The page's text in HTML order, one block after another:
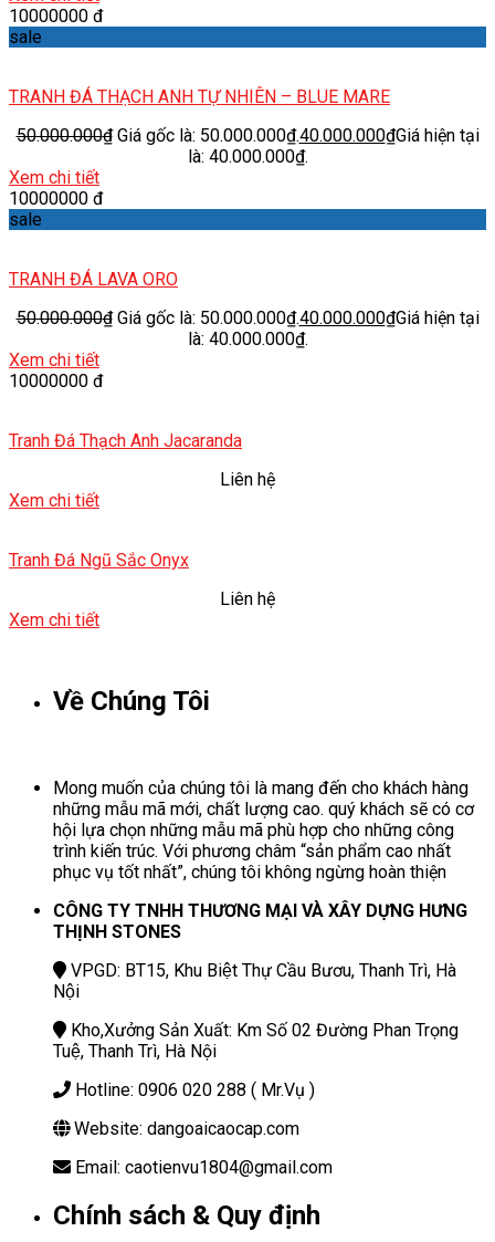
10000000 đ
sale
TRANH ĐÁ THẠCH ANH TỰ NHIÊN – BLUE MARE
50.000.000₫ Giá gốc là: 50.000.000₫.40.000.000₫Giá hiện tại
là: 40.000.000₫.
Xem chi tiết
10000000 đ
sale
TRANH ĐÁ LAVA ORO
50.000.000₫ Giá gốc là: 50.000.000₫.40.000.000₫Giá hiện tại
là: 40.000.000₫.
Xem chi tiết
10000000 đ
Tranh Đá Thạch Anh Jacaranda
Liên hệ
Xem chi tiết
Tranh Đá Ngũ Sắc Onyx
Liên hệ
Xem chi tiết
Về Chúng Tôi
Mong muốn của chúng tôi là mang đến cho khách hàng
những mẫu mã mới, chất lượng cao. quý khách sẽ có cơ
hội lựa chọn những mẫu mã phù hợp cho những công
trình kiến trúc. Với phương châm “sản phẩm cao nhất
phục vụ tốt nhất”, chúng tôi không ngừng hoàn thiện
CÔNG TY TNHH THƯƠNG MẠI VÀ XÂY DỰNG HƯNG
THỊNH STONES
VPGD: BT15, Khu Biệt Thự Cầu Bươu, Thanh Trì, Hà
Nội
Kho,Xưởng Sản Xuất: Km Số 02 Đường Phan Trọng
Tuệ, Thanh Trì, Hà Nội
Hotline: 0906 020 288 ( Mr.Vụ )
Website: dangoaicaocap.com
Email: caotienvu1804@gmail.com
Chính sách & Quy định